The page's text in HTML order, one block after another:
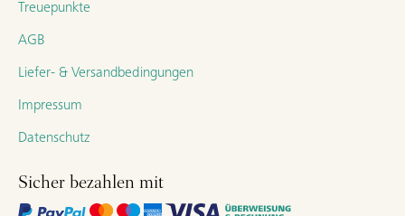
Treuepunkte
AGB
Liefer- & Versandbedingungen
Impressum
Datenschutz
Sicher bezahlen mit